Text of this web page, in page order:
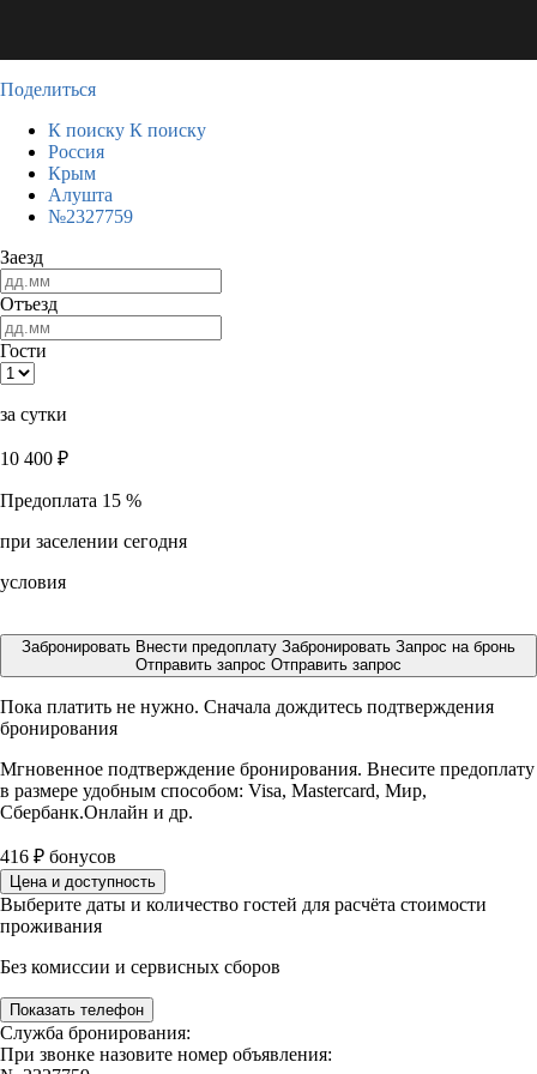
Поделиться
К поиску К поиску
Россия
Крым
Алушта
№2327759
Заезд
Отъезд
Гости
за сутки
10 400 ₽
Предоплата 15 %
при заселении сегодня
условия
Забронировать Внести предоплату Забронировать Запрос на бронь
Отправить запрос Отправить запрос
Пока платить не нужно. Сначала дождитесь подтверждения
бронирования
Мгновенное подтверждение бронирования. Внесите предоплату
в размере удобным способом: Visa, Mastercard, Мир,
Сбербанк.Онлайн и др.
416 ₽ бонусов
Цена и доступность
Выберите даты и количество гостей для расчёта стоимости
проживания
Без комиссии и сервисных сборов
Показать телефон
Служба бронирования:
При звонке назовите номер объявления: